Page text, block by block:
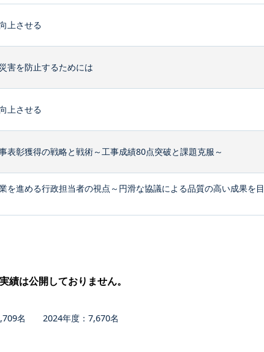
上させる
害を防止するためには
上させる
表彰獲得の戦略と戦術～工事成績80点突破と課題克服～
を進める行政担当者の視点～円滑な協議による品質の高い成果を目
は公開しておりません。
名 2024年度：7,670名